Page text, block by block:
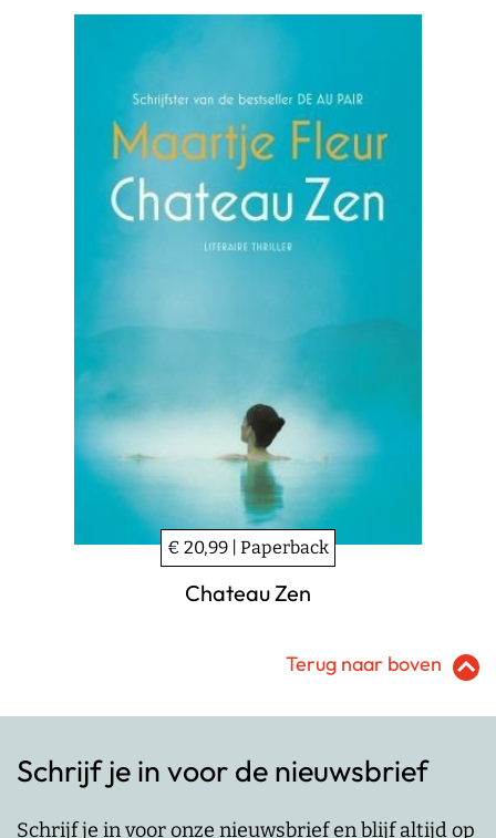
€ 20,99 | Paperback
Chateau Zen
Terug naar boven
Schrijf je in voor de nieuwsbrief
Schrijf je in voor onze nieuwsbrief en blijf altijd op